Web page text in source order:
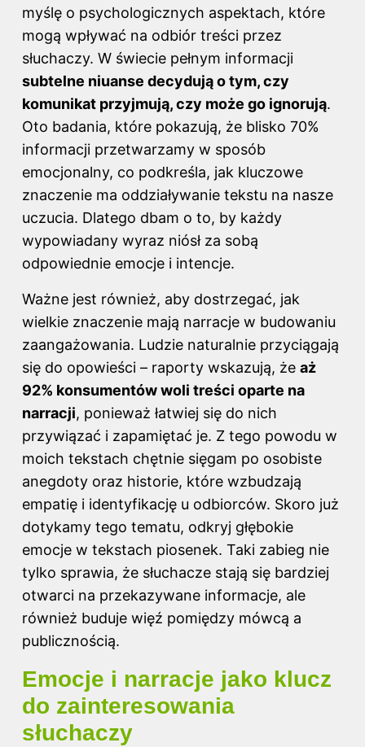
myślę o psychologicznych aspektach, które
mogą wpływać na odbiór treści przez
słuchaczy. W świecie pełnym informacji
subtelne niuanse decydują o tym, czy
komunikat przyjmują, czy może go ignorują.
Oto badania, które pokazują, że blisko 70%
informacji przetwarzamy w sposób
emocjonalny, co podkreśla, jak kluczowe
znaczenie ma oddziaływanie tekstu na nasze
uczucia. Dlatego dbam o to, by każdy
wypowiadany wyraz niósł za sobą
odpowiednie emocje i intencje.
Ważne jest również, aby dostrzegać, jak
wielkie znaczenie mają narracje w budowaniu
zaangażowania. Ludzie naturalnie przyciągają
się do opowieści – raporty wskazują, że aż
92% konsumentów woli treści oparte na
narracji, ponieważ łatwiej się do nich
przywiązać i zapamiętać je. Z tego powodu w
moich tekstach chętnie sięgam po osobiste
anegdoty oraz historie, które wzbudzają
empatię i identyfikację u odbiorców. Skoro już
dotykamy tego tematu, odkryj głębokie
emocje w tekstach piosenek. Taki zabieg nie
tylko sprawia, że słuchacze stają się bardziej
otwarci na przekazywane informacje, ale
również buduje więź pomiędzy mówcą a
publicznością.
Emocje i narracje jako klucz
do zainteresowania
słuchaczy